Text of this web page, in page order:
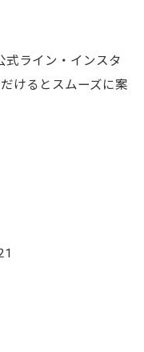
式ライン・インスタ
けるとスムーズに案